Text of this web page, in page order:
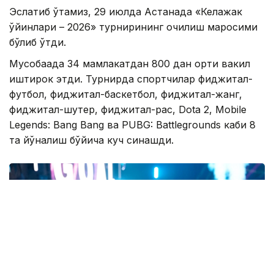
Эслатиб ўтамиз, 29 июлда Астанада «Келажак
ўйинлари – 2026» турнирининг очилиш маросими
бўлиб ўтди.
Мусобақада 34 мамлакатдан 800 дан ортиқ вакил
иштирок этди. Турнирда спортчилар фиджитал-
футбол, фиджитал-баскетбол, фиджитал-жанг,
фиджитал-шутер, фиджитал-рақс, Dota 2, Mobile
Legends: Bang Bang ва PUBG: Battlegrounds каби 8
та йўналиш бўйича куч синашди.